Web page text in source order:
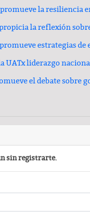
promueve la resiliencia
la reflexión
estrategias
UATx liderazgo
el debate sobre
sin registrarte.